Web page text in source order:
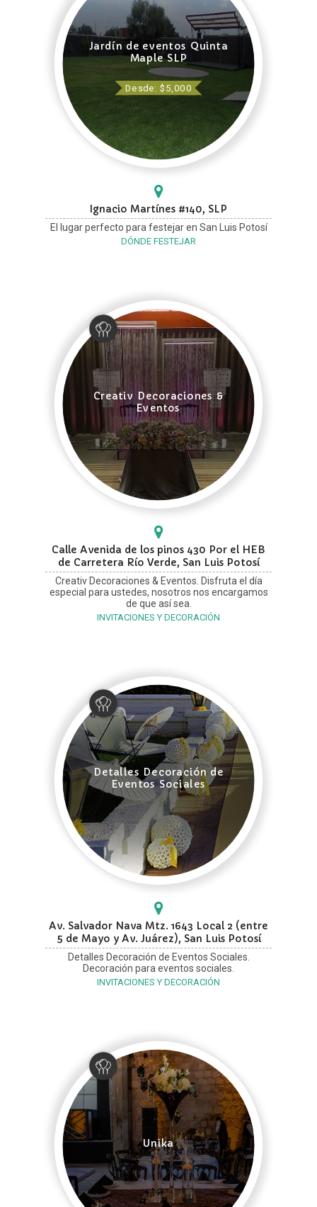
Jardín de eventos Quinta
Maple SLP
Desde: $5,000
Ignacio Martínes #140, SLP
El lugar perfecto para festejar en San Luis Potosí
DÓNDE FESTEJAR
Creativ Decoraciones &
Eventos
Calle Avenida de los pinos 430 Por el HEB
de Carretera Río Verde, San Luis Potosí
Creativ Decoraciones & Eventos. Disfruta el día
especial para ustedes, nosotros nos encargamos
de que así sea.
INVITACIONES Y DECORACIÓN
Detalles Decoración de
Eventos Sociales
Av. Salvador Nava Mtz. 1643 Local 2 (entre
5 de Mayo y Av. Juárez), San Luis Potosí
Detalles Decoración de Eventos Sociales.
Decoración para eventos sociales.
INVITACIONES Y DECORACIÓN
Unika